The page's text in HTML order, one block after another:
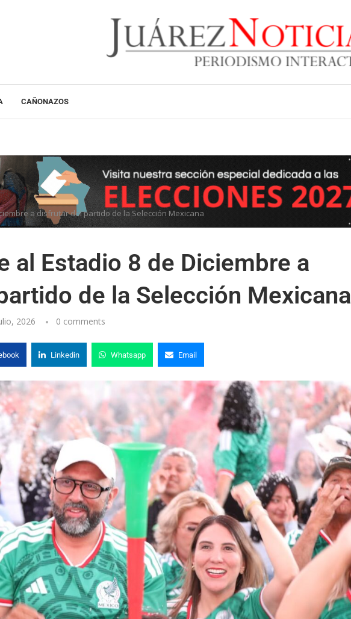
CAÑONAZOS
a disfrutar del partido de la Selección Mexicana
al Estadio 8 de Diciembre a
de la Selección Mexicana
2026 0 comments
Linkedin Whatsapp Email